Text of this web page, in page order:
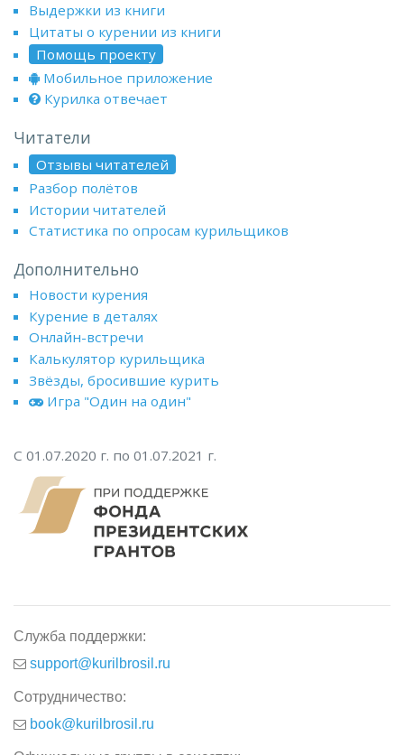
Выдержки из книги
Цитаты о курении из книги
Помощь проекту
Мобильное приложение
Курилка отвечает
Читатели
Отзывы читателей
Разбор полётов
Истории читателей
Статистика по опросам курильщиков
Дополнительно
Новости курения
Курение в деталях
Онлайн-встречи
Калькулятор курильщика
Звёзды, бросившие курить
Игра "Один на один"
С 01.07.2020 г. по 01.07.2021 г.
Служба поддержки:
support@kurilbrosil.ru
Сотрудничество:
book@kurilbrosil.ru